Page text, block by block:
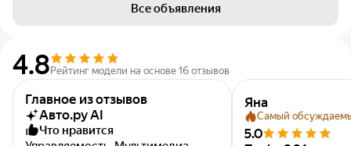
Все объявления
4.8 Рейтинг модели на основе 16 отзывов
Главное из отзывов
Авто.ру AI
Что нравится
Яна
Самый
5.0